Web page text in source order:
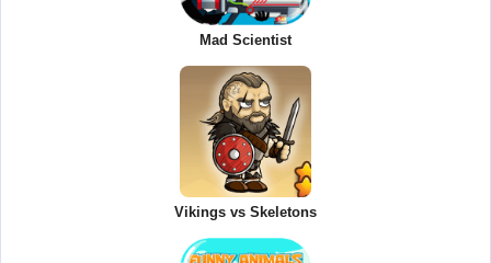
Mad Scientist
Vikings vs Skeletons